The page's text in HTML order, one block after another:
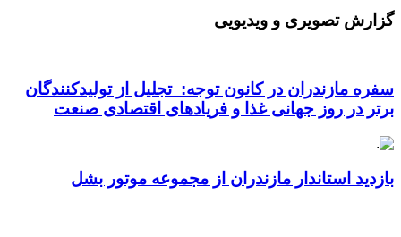
گزارش تصویری و ویدیویی
سفره مازندران در کانون توجه: تجلیل از تولیدکنندگان
برتر در روز جهانی غذا و فریادهای اقتصادی صنعت
بازدید استاندار مازندران از مجموعه موتور بشل